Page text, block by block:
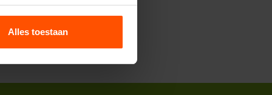
Alles toestaan